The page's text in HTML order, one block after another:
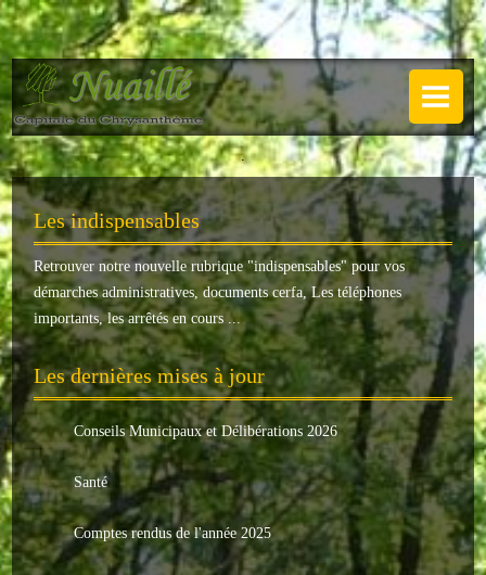
NUAILLÉ
Plan de Nuaillé
Sentiers pédestres
Guide annuel
Histoire
Galerie
LA MAIRIE
Horaires
Agence postale
Le conseil municipal
Les élus
.
Les indispensables
Retrouver notre nouvelle rubrique "indispensables" pour vos
démarches administratives, documents cerfa, Les téléphones
importants, les arrêtés en cours ...
Les dernières mises à jour
Conseils Municipaux et Délibérations 2026
Santé
Comptes rendus de l'année 2025